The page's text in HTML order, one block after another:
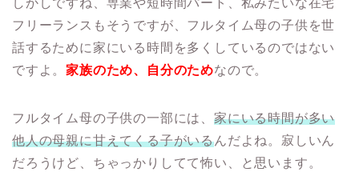
しかしですね、専業や短時間パート、私みたいな在宅
フリーランスもそうですが、フルタイム母の子供を世
話するために家にいる時間を多くしているのではない
ですよ。家族のため、自分のためなので。
フルタイム母の子供の一部には、 家にいる時間が多い
他人の母親に甘えてくる子がいるんだよね。寂しいん
だろうけど、ちゃっかりしてて怖い、と思います。